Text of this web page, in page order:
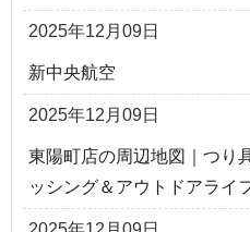
2025年12月09日
新中央航空
2025年12月09日
東陽町店の周辺地図｜つり
ッシング＆アウトドアライ